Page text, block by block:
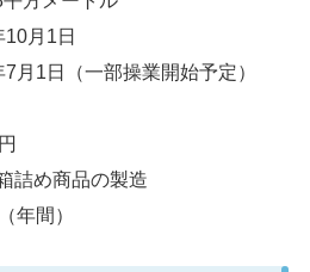
月1日
月1日（一部操業開始予定）
詰め商品の製造
年間）